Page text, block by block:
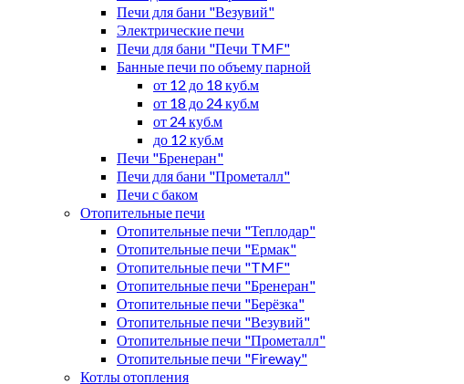
Печи для бани "Везувий"
Электрические печи
Печи для бани "Печи TMF"
Банные печи по объему парной
от 12 до 18 куб.м
от 18 до 24 куб.м
от 24 куб.м
до 12 куб.м
Печи "Бренеран"
Печи для бани "Прометалл"
Печи с баком
Отопительные печи
Отопительные печи "Теплодар"
Отопительные печи "Ермак"
Отопительные печи "TMF"
Отопительные печи "Бренеран"
Отопительные печи "Берёзка"
Отопительные печи "Везувий"
Отопительные печи "Прометалл"
Отопительные печи "Fireway"
Котлы отопления